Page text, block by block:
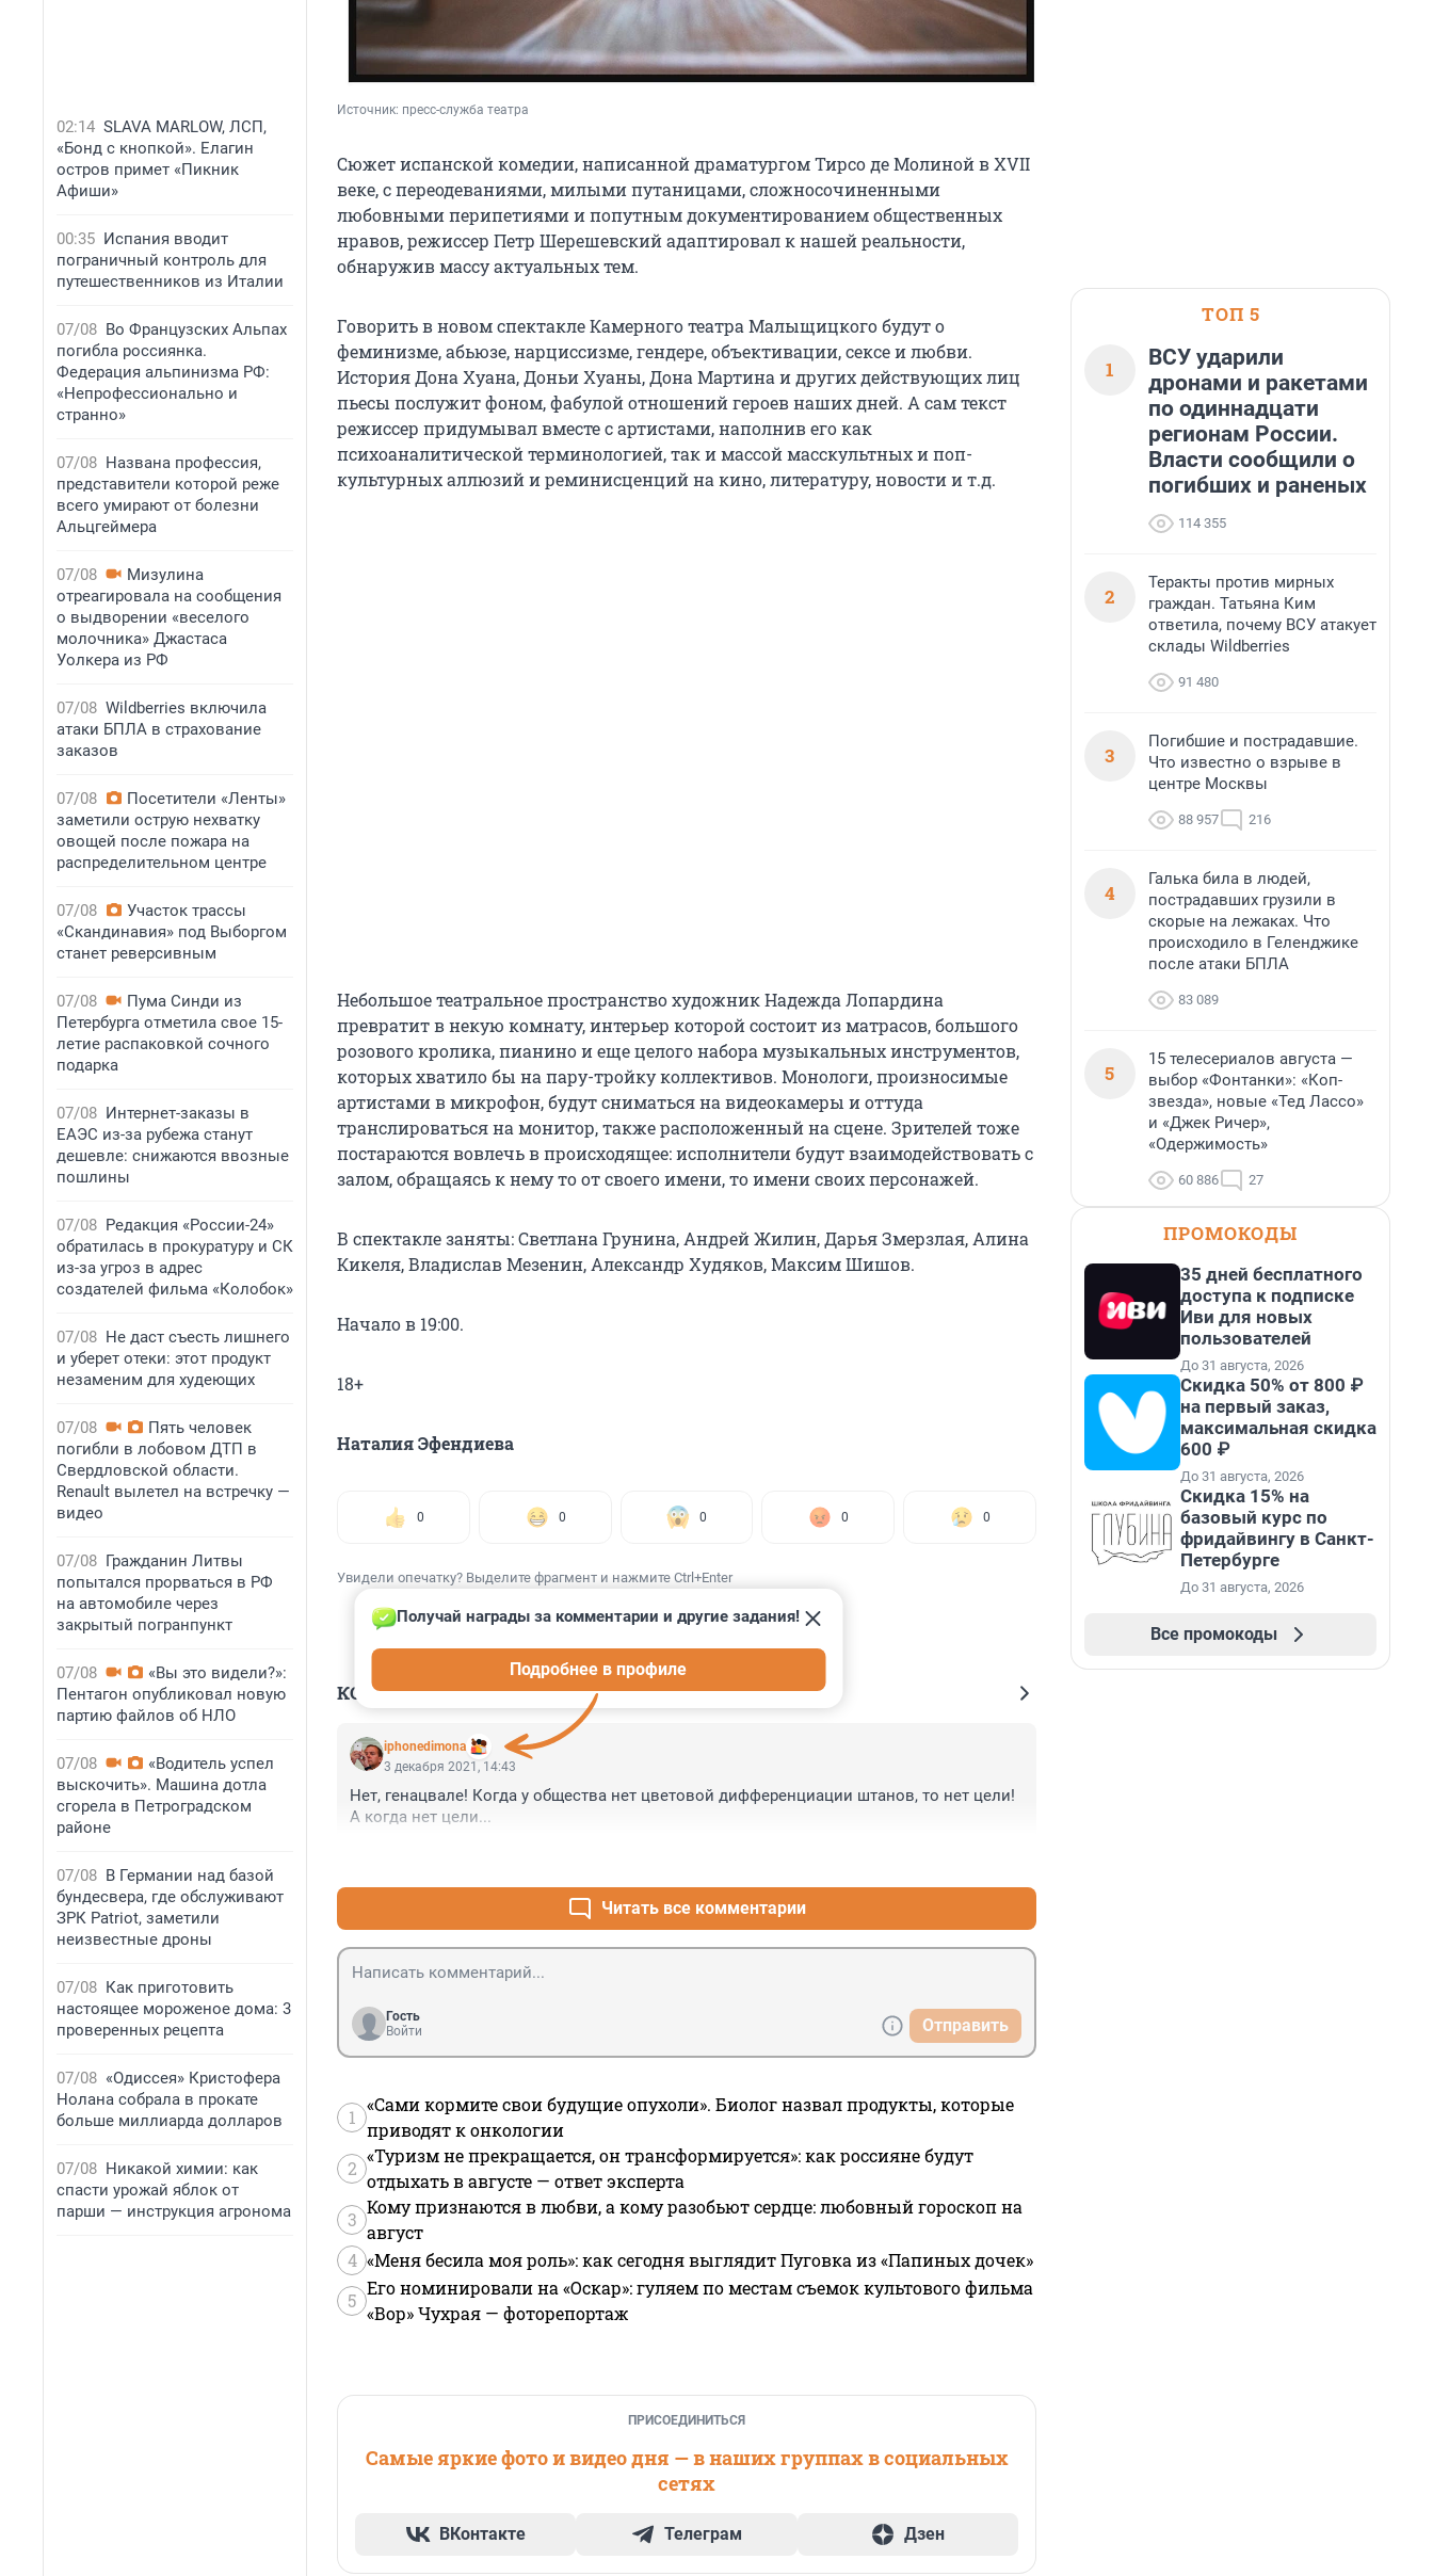
02:14 SLAVA MARLOW, ЛСП,
«Бонд с кнопкой». Елагин
остров примет «Пикник
Афиши»
00:35 Испания вводит
пограничный контроль для
путешественников из Италии
07/08 Во Французских Альпах
погибла россиянка.
Федерация альпинизма РФ:
«Непрофессионально и
странно»
07/08 Названа профессия,
представители которой реже
всего умирают от болезни
Альцгеймера
07/08
Мизулина
отреагировала на сообщения
о выдворении «веселого
молочника» Джастаса
Уолкера из РФ
07/08 Wildberries включила
атаки БПЛА в страхование
заказов
07/08
Посетители «Ленты»
заметили острую нехватку
овощей после пожара на
распределительном центре
07/08
Участок трассы
«Скандинавия» под Выборгом
станет реверсивным
07/08
Пума Синди из
Петербурга отметила свое 15-
летие распаковкой сочного
подарка
07/08 Интернет-заказы в
ЕАЭС из-за рубежа станут
дешевле: снижаются ввозные
пошлины
07/08 Редакция «России-24»
обратилась в прокуратуру и СК
из-за угроз в адрес
создателей фильма «Колобок»
07/08 Не даст съесть лишнего
и уберет отеки: этот продукт
незаменим для худеющих
07/08
Пять человек
погибли в лобовом ДТП в
Свердловской области.
Renault вылетел на встречку —
видео
07/08 Гражданин Литвы
попытался прорваться в РФ
на автомобиле через
закрытый погранпункт
07/08
«Вы это видели?»:
Пентагон опубликовал новую
партию файлов об НЛО
07/08
«Водитель успел
выскочить». Машина дотла
сгорела в Петроградском
районе
07/08 В Германии над базой
бундесвера, где обслуживают
ЗРК Patriot, заметили
неизвестные дроны
07/08 Как приготовить
настоящее мороженое дома: 3
проверенных рецепта
07/08 «Одиссея» Кристофера
Нолана собрала в прокате
больше миллиарда долларов
07/08 Никакой химии: как
спасти урожай яблок от
парши — инструкция агронома
Источник: пресс-служба театра
Сюжет испанской комедии, написанной драматургом Тирсо де Молиной в XVII
веке, с переодеваниями, милыми путаницами, сложносочиненными
любовными перипетиями и попутным документированием общественных
нравов, режиссер Петр Шерешевский адаптировал к нашей реальности,
обнаружив массу актуальных тем.
Говорить в новом спектакле Камерного театра Малыщицкого будут о
феминизме, абьюзе, нарциссизме, гендере, объективации, сексе и любви.
История Дона Хуана, Доньи Хуаны, Дона Мартина и других действующих лиц
пьесы послужит фоном, фабулой отношений героев наших дней. А сам текст
режиссер придумывал вместе с артистами, наполнив его как
психоаналитической терминологией, так и массой масскультных и поп-
культурных аллюзий и реминисценций на кино, литературу, новости и т.д.
Небольшое театральное пространство художник Надежда Лопардина
превратит в некую комнату, интерьер которой состоит из матрасов, большого
розового кролика, пианино и еще целого набора музыкальных инструментов,
которых хватило бы на пару-тройку коллективов. Монологи, произносимые
артистами в микрофон, будут сниматься на видеокамеры и оттуда
транслироваться на монитор, также расположенный на сцене. Зрителей тоже
постараются вовлечь в происходящее: исполнители будут взаимодействовать с
залом, обращаясь к нему то от своего имени, то имени своих персонажей.
В спектакле заняты: Светлана Грунина, Андрей Жилин, Дарья Змерзлая, Алина
Кикеля, Владислав Мезенин, Александр Худяков, Максим Шишов.
Начало в 19:00.
18+
Наталия Эфендиева
0 0 0 0 0
Увидели опечатку? Выделите фрагмент и нажмите Ctrl+Enter
КОММЕНТАРИИ 1
iphonedimona
Получай награды за комментарии и другие задания!
Подробнее в профиле
3 декабря 2021, 14:43
Нет, генацвале! Когда у общества нет цветовой дифференциации штанов, то нет цели!
А когда нет цели...
Читать все комментарии
Гость
Войти
Отправить
1
«Сами кормите свои будущие опухоли». Биолог назвал продукты, которые
приводят к онкологии
2
«Туризм не прекращается, он трансформируется»: как россияне будут
отдыхать в августе — ответ эксперта
3
Кому признаются в любви, а кому разобьют сердце: любовный гороскоп на
август
4 «Меня бесила моя роль»: как сегодня выглядит Пуговка из «Папиных дочек»
5
Его номинировали на «Оскар»: гуляем по местам съемок культового фильма
«Вор» Чухрая — фоторепортаж
ПРИСОЕДИНИТЬСЯ
Самые яркие фото и видео дня — в наших группах в социальных
сетях
ВКонтакте Телеграм Дзен
ТОП 5
1
ВСУ ударили
дронами и ракетами
по одиннадцати
регионам России.
Власти сообщили о
погибших и раненых
114 355
2
Теракты против мирных
граждан. Татьяна Ким
ответила, почему ВСУ атакует
склады Wildberries
91 480
3
Погибшие и пострадавшие.
Что известно о взрыве в
центре Москвы
88 957 216
4
Галька била в людей,
пострадавших грузили в
скорые на лежаках. Что
происходило в Геленджике
после атаки БПЛА
83 089
5
15 телесериалов августа —
выбор «Фонтанки»: «Коп-
звезда», новые «Тед Лассо»
и «Джек Ричер»,
«Одержимость»
60 886 27
ПРОМОКОДЫ
35 дней бесплатного
доступа к подписке
Иви для новых
пользователей
До 31 августа, 2026
Скидка 50% от 800 ₽
на первый заказ,
максимальная скидка
600 ₽
До 31 августа, 2026
Скидка 15% на
базовый курс по
фридайвингу в Санкт-
Петербурге
До 31 августа, 2026
Все промокоды